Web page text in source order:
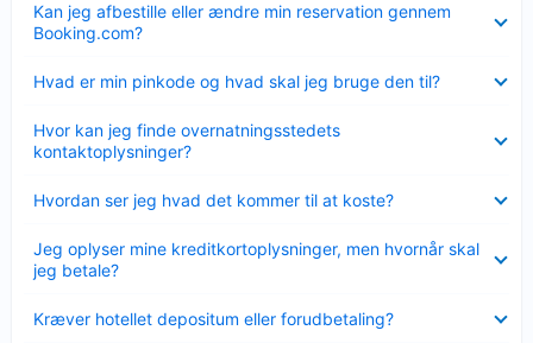
Kan jeg afbestille eller ændre min reservation gennem
Booking.com?
Hvad er min pinkode og hvad skal jeg bruge den til?
Hvor kan jeg finde overnatningsstedets
kontaktoplysninger?
Hvordan ser jeg hvad det kommer til at koste?
Jeg oplyser mine kreditkortoplysninger, men hvornår skal
jeg betale?
Kræver hotellet depositum eller forudbetaling?